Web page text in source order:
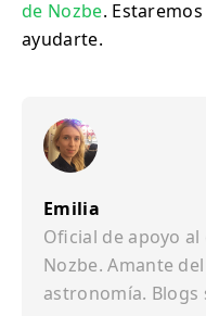
de Nozbe.
ayudarte.
Emilia
Oficial de apoyo
Nozbe. Amante
astronomía. Blogs